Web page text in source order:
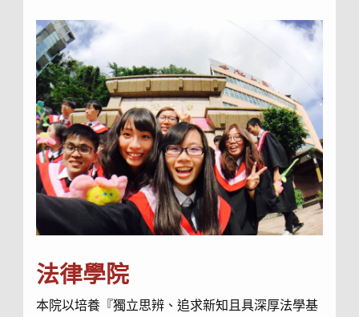
法律學院
本院以培養『獨立思辨、追求新知且具深厚法學基